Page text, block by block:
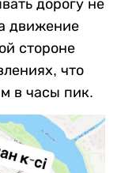
дорогу не
движение
стороне
что
в часы пик.